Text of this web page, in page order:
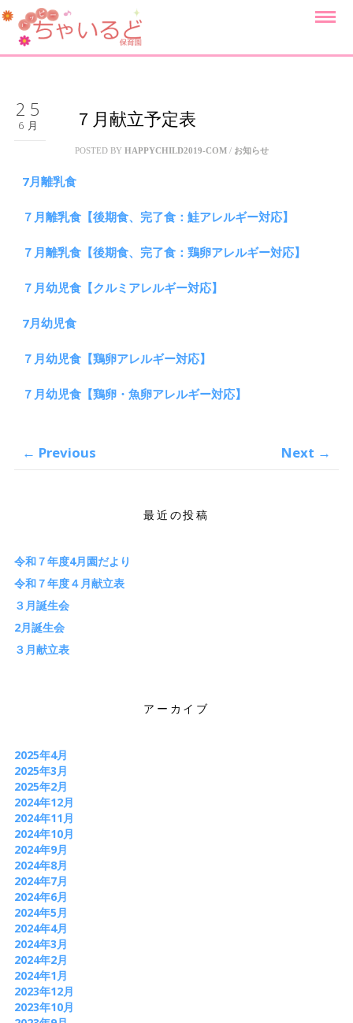
25
6月 ７月献立予定表
POSTED BY HAPPYCHILD2019-COM/ お知らせ
7月離乳食
７月離乳食【後期食、完了食：鮭アレルギー対応】
７月離乳食【後期食、完了食：鶏卵アレルギー対応】
７月幼児食【クルミアレルギー対応】
7月幼児食
７月幼児食【鶏卵アレルギー対応】
７月幼児食【鶏卵・魚卵アレルギー対応】
← Previous Next →
最近の投稿
令和７年度4月園だより
令和７年度４月献立表
３月誕生会
2月誕生会
３月献立表
アーカイブ
2025年4月
2025年3月
2025年2月
2024年12月
2024年11月
2024年10月
2024年9月
2024年8月
2024年7月
2024年6月
2024年5月
2024年4月
2024年3月
2024年2月
2024年1月
2023年12月
2023年10月